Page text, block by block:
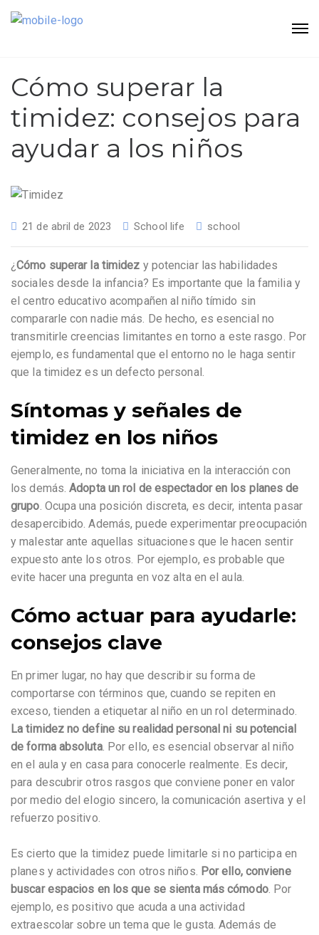
Cómo superar la
timidez: consejos para
ayudar a los niños
21 de abril de 2023 School life school
¿Cómo superar la timidez y potenciar las habilidades
sociales desde la infancia? Es importante que la familia y
el centro educativo acompañen al niño tímido sin
compararle con nadie más. De hecho, es esencial no
transmitirle creencias limitantes en torno a este rasgo. Por
ejemplo, es fundamental que el entorno no le haga sentir
que la timidez es un defecto personal.
Síntomas y señales de
timidez en los niños
Generalmente, no toma la iniciativa en la interacción con
los demás.Adopta un rol de espectador en los planes de
grupo. Ocupa una posición discreta, es decir, intenta pasar
desapercibido. Además, puede experimentar preocupación
y malestar ante aquellas situaciones que le hacen sentir
expuesto ante los otros. Por ejemplo, es probable que
evite hacer una pregunta en voz alta en el aula.
Cómo actuar para ayudarle:
consejos clave
En primer lugar, no hay que describir su forma de
comportarse con términos que, cuando se repiten en
exceso, tienden a etiquetar al niño en un rol determinado.
La timidez no define su realidad personal ni su potencial
de forma absoluta. Por ello, es esencial observar al niño
en el aula y en casa para conocerle realmente. Es decir,
para descubrir otros rasgos que conviene poner en valor
por medio del elogio sincero, la comunicación asertiva y el
refuerzo positivo.
Es cierto que la timidez puede limitarle si no participa en
planes y actividades con otros niños. Por ello, conviene
buscar espacios en los que se sienta más cómodo. Por
ejemplo, es positivo que acuda a una actividad
extraescolar sobre un tema que le gusta. Además de